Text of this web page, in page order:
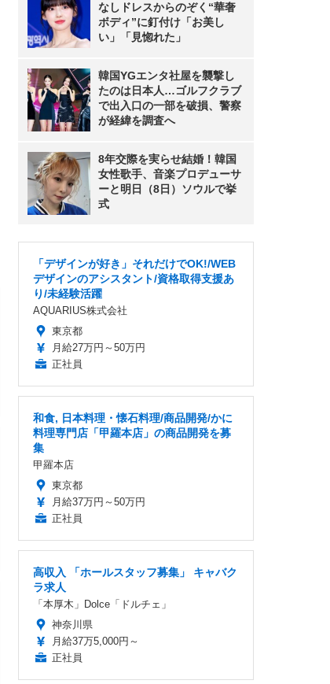
なしドレスからのぞく“華奢
ボディ”に釘付け「お美し
い」「見惚れた」
韓国YGエンタ社屋を襲撃し
たのは日本人…ゴルフクラブ
で出入口の一部を破損、警察
が経緯を調査へ
8年交際を実らせ結婚！韓国
女性歌手、音楽プロデューサ
ーと明日（8日）ソウルで挙
式
「デザインが好き」それだけでOK!/WEB
デザインのアシスタント/資格取得支援あ
り/未経験活躍
AQUARIUS株式会社
東京都
月給27万円～50万円
正社員
和食, 日本料理・懐石料理/商品開発/かに
料理専門店「甲羅本店」の商品開発を募
集
甲羅本店
東京都
月給37万円～50万円
正社員
高収入 「ホールスタッフ募集」 キャバク
ラ求人
「本厚木」Dolce「ドルチェ」
神奈川県
月給37万5,000円～
正社員